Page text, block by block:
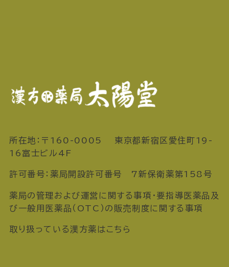
所在地：〒160-0005 東京都新宿区愛住町19-
16富士ビル4F
許可番号：薬局開設許可番号 7新保衛薬第158号
薬局の管理および運営に関する事項・要指導医薬品及
び一般用医薬品（OTC）の販売制度に関する事項
取り扱っている漢方薬はこちら